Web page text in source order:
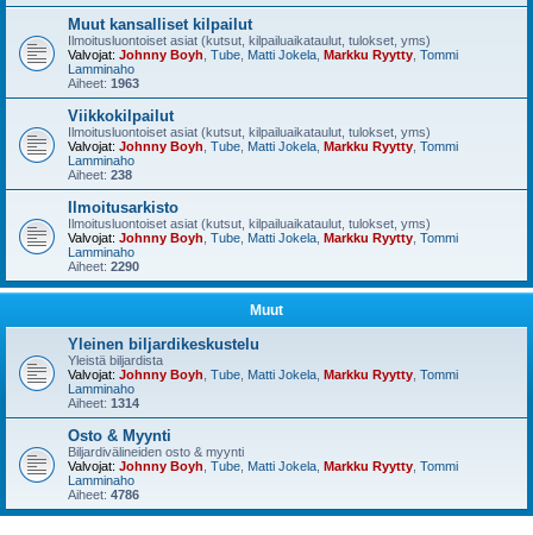
Muut kansalliset kilpailut
Ilmoitusluontoiset asiat (kutsut, kilpailuaikataulut, tulokset, yms)
Valvojat: Johnny Boyh Tube Matti Jokela Markku Ryytty Tommi
Lamminaho
Aiheet: 1963
Viikkokilpailut
Ilmoitusluontoiset asiat (kutsut, kilpailuaikataulut, tulokset, yms)
Valvojat: Johnny Boyh Tube Matti Jokela Markku Ryytty Tommi
Lamminaho
Aiheet: 238
Ilmoitusarkisto
Ilmoitusluontoiset asiat (kutsut, kilpailuaikataulut, tulokset, yms)
Valvojat: Johnny Boyh Tube Matti Jokela Markku Ryytty Tommi
Lamminaho
Aiheet: 2290
Muut
Yleinen biljardikeskustelu
Yleistä biljardista
Valvojat: Johnny Boyh Tube Matti Jokela Markku Ryytty Tommi
Lamminaho
Aiheet: 1314
Osto & Myynti
Biljardivälineiden osto & myynti
Valvojat: Johnny Boyh Tube Matti Jokela Markku Ryytty Tommi
Lamminaho
Aiheet: 4786